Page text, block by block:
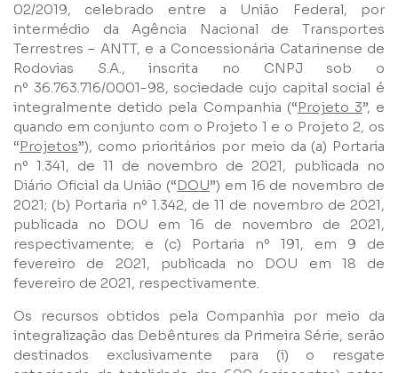
02/2019, celebrado entre a União Federal, por
intermédio da Agência Nacional de Transportes
Terrestres – ANTT, e a Concessionária Catarinense de
Rodovias S.A., inscrita no CNPJ sob o
nº 36.763.716/0001-98, sociedade cujo capital social é
integralmente detido pela Companhia (“Projeto 3”, e
quando em conjunto com o Projeto 1 e o Projeto 2, os
“Projetos”), como prioritários por meio da (a) Portaria
nº 1.341, de 11 de novembro de 2021, publicada no
Diário Oficial da União (“DOU”) em 16 de novembro de
2021; (b) Portaria nº 1.342, de 11 de novembro de 2021,
publicada no DOU em 16 de novembro de 2021,
respectivamente; e (c) Portaria nº 191, em 9 de
fevereiro de 2021, publicada no DOU em 18 de
fevereiro de 2021, respectivamente.
Os recursos obtidos pela Companhia por meio da
integralização das Debêntures da Primeira Série, serão
destinados exclusivamente para (i) o resgate
Enviar